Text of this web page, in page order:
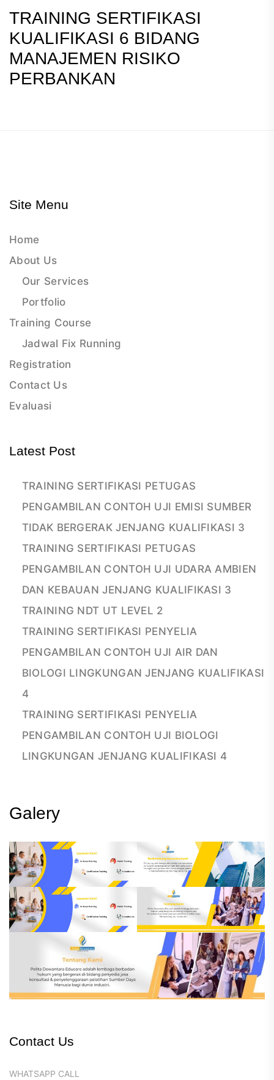
TRAINING SERTIFIKASI
KUALIFIKASI 6 BIDANG
MANAJEMEN RISIKO
PERBANKAN
Site Menu
Home
About Us
Our Services
Portfolio
Training Course
Jadwal Fix Running
Registration
Contact Us
Evaluasi
Latest Post
TRAINING SERTIFIKASI PETUGAS
PENGAMBILAN CONTOH UJI EMISI SUMBER
TIDAK BERGERAK JENJANG KUALIFIKASI 3
TRAINING SERTIFIKASI PETUGAS
PENGAMBILAN CONTOH UJI UDARA AMBIEN
DAN KEBAUAN JENJANG KUALIFIKASI 3
TRAINING NDT UT LEVEL 2
TRAINING SERTIFIKASI PENYELIA
PENGAMBILAN CONTOH UJI AIR DAN
BIOLOGI LINGKUNGAN JENJANG KUALIFIKASI
4
TRAINING SERTIFIKASI PENYELIA
PENGAMBILAN CONTOH UJI BIOLOGI
LINGKUNGAN JENJANG KUALIFIKASI 4
Galery
Contact Us
WHATSAPP CALL